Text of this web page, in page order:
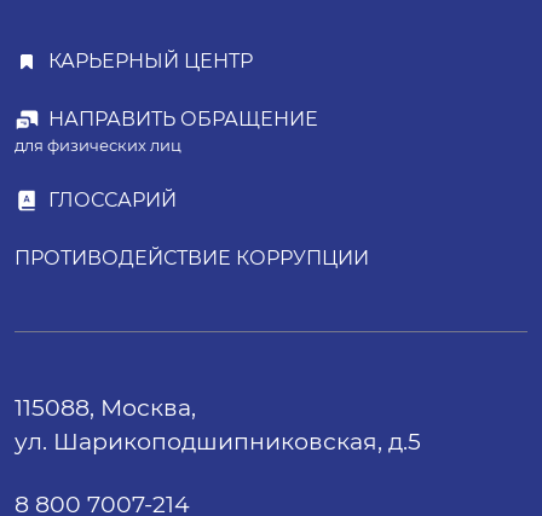
КАРЬЕРНЫЙ ЦЕНТР
НАПРАВИТЬ ОБРАЩЕНИЕ
для физических лиц
ГЛОССАРИЙ
ПРОТИВОДЕЙСТВИЕ КОРРУПЦИИ
115088, Москва,
ул. Шарикоподшипниковская, д.5
8 800 7007-214